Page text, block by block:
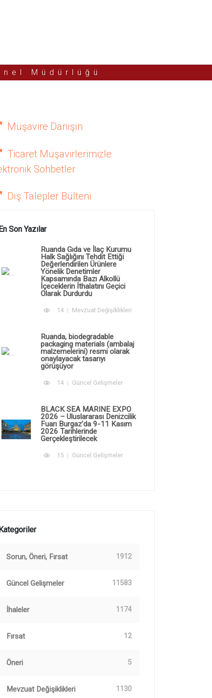
Müdürlüğü
Müşavire Danışın
Ticaret Müşavirlerimizle
Sohbetler
Dış Talepler Bülteni
Son Yazılar
Ruanda Gıda ve İlaç Kurumu
Halk Sağlığını Tehdit Ettiği
Değerlendirilen Ürünlere
Yönelik Denetimler
Kapsamında Bazı Alkollü
İçeceklerin İthalatını Geçici
Olarak Durdurdu
14 Mevzuat Değişiklikleri
Ruanda, biodegradable
packaging materials (ambalaj
malzemelerini) resmi olarak
onaylayacak tasarıyı
görüşüyor
14 Güncel Gelişmeler
BLACK SEA MARINE EXPO
2026 – Uluslararası Denizcilik
Fuarı Burgaz'da 9-11 Kasım
2026 Tarihlerinde
Gerçekleştirilecek
15 Güncel Gelişmeler
Sorun, Öneri, Fırsat 1912
Güncel Gelişmeler 11583
İhaleler 1174
Fırsat 12
Öneri 5
Mevzuat Değişiklikleri 1130